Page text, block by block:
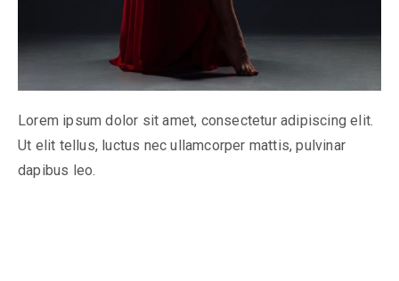
Lorem ipsum dolor sit amet, consectetur adipiscing elit.
Ut elit tellus, luctus nec ullamcorper mattis, pulvinar
dapibus leo.